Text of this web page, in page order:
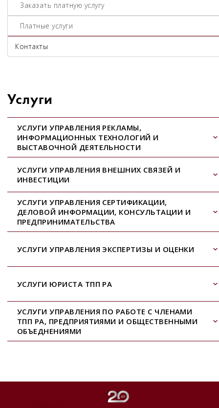
Заказать платную услугу
Платные услуги
Контакты
Услуги
УСЛУГИ УПРАВЛЕНИЯ РЕКЛАМЫ,
ИНФОРМАЦИОННЫХ ТЕХНОЛОГИЙ И
ВЫСТАВОЧНОЙ ДЕЯТЕЛЬНОСТИ​
УСЛУГИ УПРАВЛЕНИЯ ВНЕШНИХ СВЯЗЕЙ И
ИНВЕСТИЦИИ
УСЛУГИ УПРАВЛЕНИЯ СЕРТИФИКАЦИИ,
ДЕЛОВОЙ ИНФОРМАЦИИ, КОНСУЛЬТАЦИИ И
ПРЕДПРИНИМАТЕЛЬСТВА
УСЛУГИ УПРАВЛЕНИЯ ЭКСПЕРТИЗЫ И ОЦЕНКИ
УСЛУГИ ЮРИСТА ТПП РА
УСЛУГИ УПРАВЛЕНИЯ ПО РАБОТЕ С ЧЛЕНАМИ
ТПП РА, ПРЕДПРИЯТИЯМИ И ОБЩЕСТВЕННЫМИ
ОБЪЕДНЕНИЯМИ